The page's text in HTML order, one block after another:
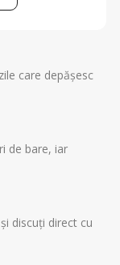
care depășesc
de bare, iar
discuți direct cu